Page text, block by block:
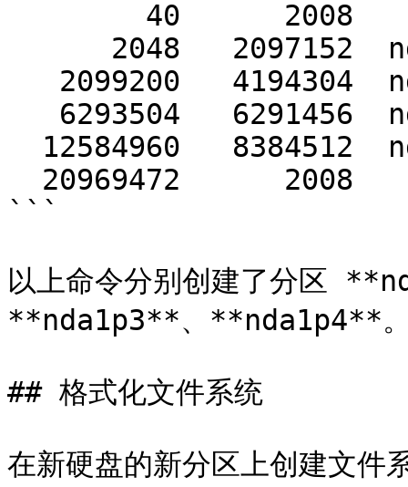
```
以上命令分别创建了分区
**nda1p3**、**nda1p4**
## 格式化文件系统
在新硬盘的新分区上创建文件